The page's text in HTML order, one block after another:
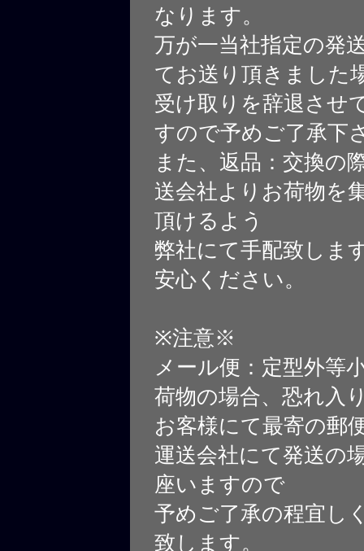
なります。
万が一当社指定の発
てお送り頂きました
受け取りを辞退させ
すので予めご了承下
また、返品：交換の
送会社よりお荷物を
頂けるよう
弊社にて手配致しま
安心ください。
※注意※
メール便：定型外等
荷物の場合、恐れ入
お客様にて最寄の郵
運送会社にて発送の
座いますので
予めご了承の程宜し
致します。